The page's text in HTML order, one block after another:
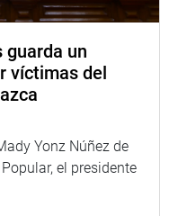
guarda un
víctimas del
Yonz Núñez de
el presidente